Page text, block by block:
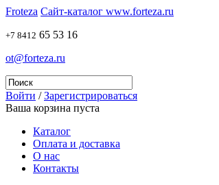
Froteza Сайт-каталог www.forteza.ru
+7 8412 65 53 16
ot@forteza.ru
Войти /Зарегистрироваться
Ваша корзина пуста
Каталог
Оплата и доставка
О нас
Контакты